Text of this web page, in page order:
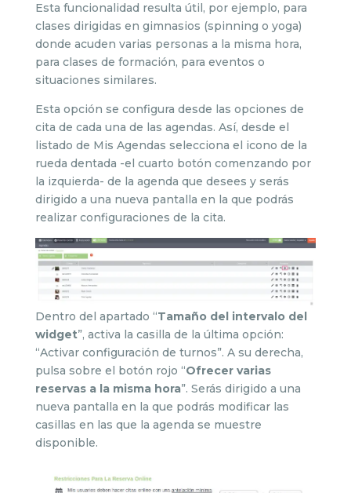
Esta funcionalidad resulta útil, por ejemplo, para
clases dirigidas en gimnasios (spinning o yoga)
donde acuden varias personas a la misma hora,
para clases de formación, para eventos o
situaciones similares.
Esta opción se configura desde las opciones de
cita de cada una de las agendas. Así, desde el
listado de Mis Agendas selecciona el icono de la
rueda dentada -el cuarto botón comenzando por
la izquierda- de la agenda que desees y serás
dirigido a una nueva pantalla en la que podrás
realizar configuraciones de la cita.
Dentro del apartado “Tamaño del intervalo del
widget”, activa la casilla de la última opción:
“Activar configuración de turnos”. A su derecha,
pulsa sobre el botón rojo “Ofrecer varias
reservas a la misma hora”. Serás dirigido a una
nueva pantalla en la que podrás modificar las
casillas en las que la agenda se muestre
disponible.